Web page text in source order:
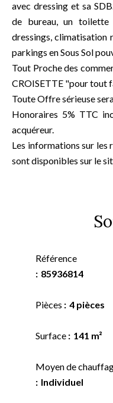
avec dressing et sa
de bureau, un toilette
dressings, climatisation
parkings en Sous Sol
Tout Proche des
CROISETTE "pour tout
Toute Offre sérieuse
Honoraires 5% TTC
acquéreur.
Les informations sur les
sont disponibles sur le
Référence
85936814
Pièces 4 pièces
Surface 141 m²
Moyen de
Individuel